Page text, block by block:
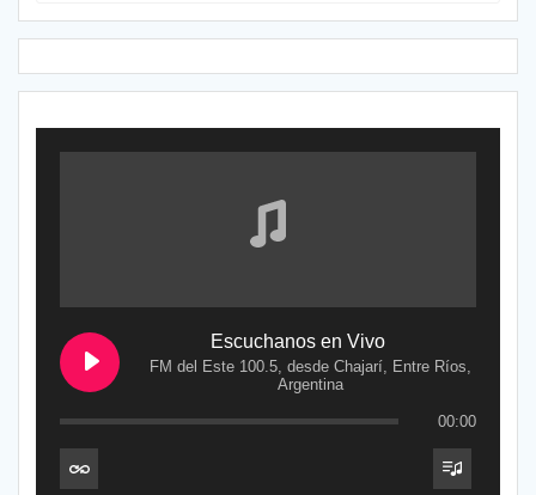
Escuchanos en Vivo
FM del Este 100.5, desde Chajarí, Entre Ríos,
Argentina
00:00